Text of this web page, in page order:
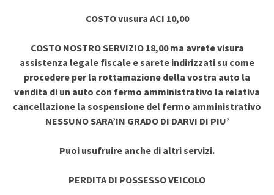
COSTO vusura ACI 10,00
COSTO NOSTRO SERVIZIO 18,00 ma avrete visura
assistenza legale fiscale e sarete indirizzati su come
procedere per la rottamazione della vostra auto la
vendita di un auto con fermo amministrativo la relativa
cancellazione la sospensione del fermo amministrativo
NESSUNO SARA’IN GRADO DI DARVI DI PIU’
Puoi usufruire anche di altri servizi.
PERDITA DI POSSESSO VEICOLO